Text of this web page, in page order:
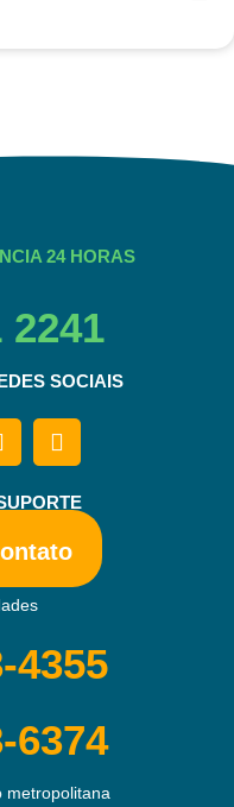
24 HORAS
2241
SOCIAIS
4355
6374
metropolitana